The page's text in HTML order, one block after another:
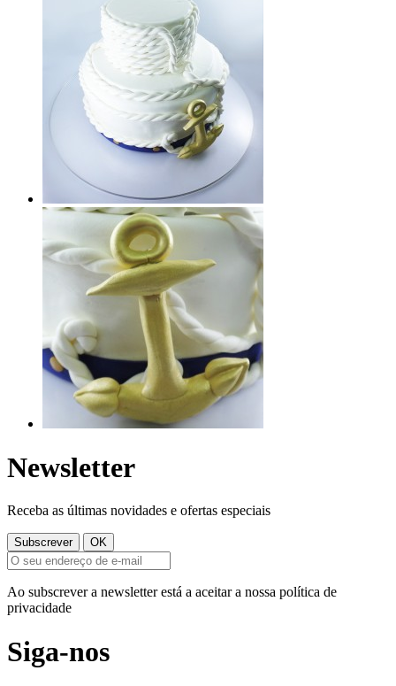
Newsletter
Receba as últimas novidades e ofertas especiais
Ao subscrever a newsletter está a aceitar a nossa política de
privacidade
Siga-nos